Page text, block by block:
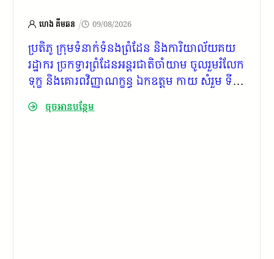
ហេង គីមឆន / 09/08/2026
ប្រតិភូ ក្រុមទំនាក់ទំនងព្រំដែន និងការិយាល័យគយ
រដ្ឋាករ ច្រកទ្វារព្រំដែនអន្តរជាតិចាំយាម ចូលរួមរំលែក
ទុក្ខ និងគោរពវិញ្ញាណក្ខន្ធ ឯកឧត្តម កាយ សំរួម ទី
ប្រឹក្សារាជរដ្ឋាភិបាលកម្ពុជា
ចុចអានបន្ថែម